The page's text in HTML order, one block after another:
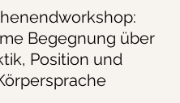
Begegnung über
Position und